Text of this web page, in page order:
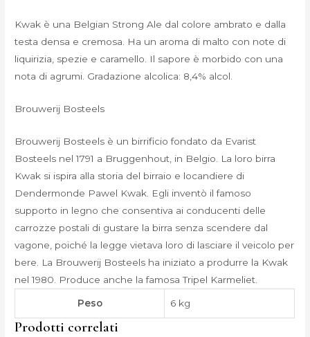
Kwak è una Belgian Strong Ale dal colore ambrato e dalla
testa densa e cremosa. Ha un aroma di malto con note di
liquirizia, spezie e caramello. Il sapore è morbido con una
nota di agrumi. Gradazione alcolica: 8,4% alcol.
Brouwerij Bosteels
Brouwerij Bosteels è un birrificio fondato da Evarist
Bosteels nel 1791 a Bruggenhout, in Belgio. La loro birra
Kwak si ispira alla storia del birraio e locandiere di
Dendermonde Pawel Kwak. Egli inventò il famoso
supporto in legno che consentiva ai conducenti delle
carrozze postali di gustare la birra senza scendere dal
vagone, poiché la legge vietava loro di lasciare il veicolo per
bere. La Brouwerij Bosteels ha iniziato a produrre la Kwak
nel 1980. Produce anche la famosa Tripel Karmeliet.
Peso 6 kg
Prodotti correlati